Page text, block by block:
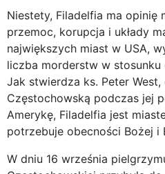
Niestety, Filadelfia ma opinię
przemoc, korupcja i układy
największych miast w USA,
liczba morderstw w
Jak stwierdza ks. Peter
Częstochowską podczas jej
Amerykę, Filadelfia jest
potrzebuje obecności Bożej i
W dniu 16 września